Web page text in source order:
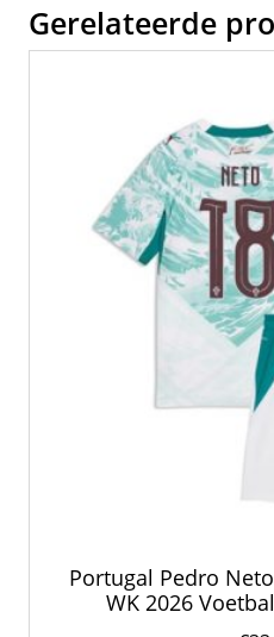
Gerelateerde
Portugal Pedro
WK 2026